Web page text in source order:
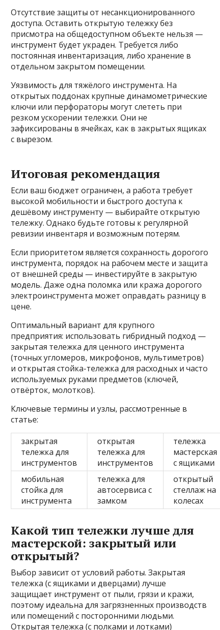
Отсутствие защиты от несанкционированного
доступа. Оставить открытую тележку без
присмотра на общедоступном объекте нельзя —
инструмент будет украден. Требуется либо
постоянная инвентаризация, либо хранение в
отдельном закрытом помещении.
Уязвимость для тяжёлого инструмента. На
открытых поддонах крупные динамометрические
ключи или перфораторы могут слететь при
резком ускорении тележки. Они не
зафиксированы в ячейках, как в закрытых ящиках
с вырезом.
Итоговая рекомендация
Если ваш бюджет ограничен, а работа требует
высокой мобильности и быстрого доступа к
дешёвому инструменту — выбирайте открытую
тележку. Однако будьте готовы к регулярной
ревизии инвентаря и возможным потерям.
Если приоритетом является сохранность дорогого
инструмента, порядок на рабочем месте и защита
от внешней среды — инвестируйте в закрытую
модель. Даже одна поломка или кража дорогого
электроинструмента может оправдать разницу в
цене.
Оптимальный вариант для крупного
предприятия: использовать гибридный подход —
закрытая тележка для ценного инструмента
(точных угломеров, микрофонов, мультиметров)
и открытая стойка-тележка для расходных и часто
используемых руками предметов (ключей,
отвёрток, молотков).
Ключевые термины и узлы, рассмотренные в
статье:
закрытая
тележка для
инструментов
открытая
тележка для
инструментов
тележка
мастерская
с ящиками
мобильная
стойка для
инструмента
тележка для
автосервиса с
замком
открытый
стеллаж на
колесах
Какой тип тележки лучше для
мастерской: закрытый или
открытый?
Выбор зависит от условий работы. Закрытая
тележка (с ящиками и дверцами) лучше
защищает инструмент от пыли, грязи и кражи,
поэтому идеальна для загрязненных производств
или помещений с посторонними людьми.
Открытая тележка (с полками и лотками)